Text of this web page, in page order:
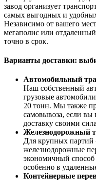
завод организует
самых выгодных и
Независимо от вашего
мегаполис или
точно в срок.
Варианты доставки:
Автомобильный
Наш собственный
грузовые
20 тонн. Мы также
самовывоза, если вы
доставку своими
Железнодорожный
Для крупных
железнодорожные
экономичный способ
особенно в
Контейнерные